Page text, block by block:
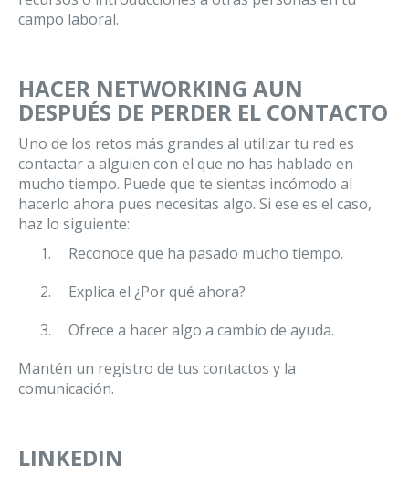
campo laboral.
HACER NETWORKING AUN
DESPUÉS DE PERDER EL CONTACTO
Uno de los retos más grandes al utilizar tu red es
contactar a alguien con el que no has hablado en
mucho tiempo. Puede que te sientas incómodo al
hacerlo ahora pues necesitas algo. Si ese es el caso,
haz lo siguiente:
Reconoce que ha pasado mucho tiempo.
Explica el ¿Por qué ahora?
Ofrece a hacer algo a cambio de ayuda.
Mantén un registro de tus contactos y la
comunicación.
LINKEDIN